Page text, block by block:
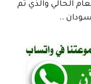
الحالي والذي تم
..